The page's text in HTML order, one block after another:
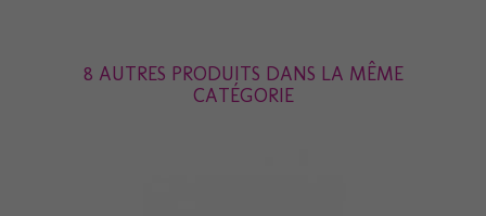
8 AUTRES PRODUITS DANS LA MÊME
CATÉGORIE